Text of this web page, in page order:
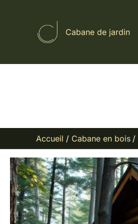
Cabane de jardin
Accueil Cabane en bois